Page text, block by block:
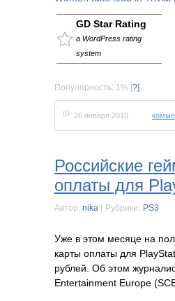
GD Star Rating
a WordPress rating
system
Популярность: 1% [?]
20 января 2010
Российские
оплаты для
Автор: nika Рубрики: PS3
Уже в этом месяце на
карты оплаты для
рублей. Об этом
Entertainment Europe